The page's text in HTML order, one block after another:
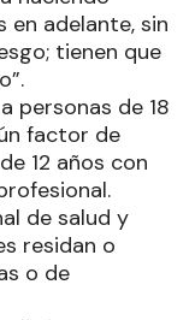
valoró el
voluntarios.
local,
este momento,
haciendo
adelante, sin
tienen que
de 18
factor de
12 años con